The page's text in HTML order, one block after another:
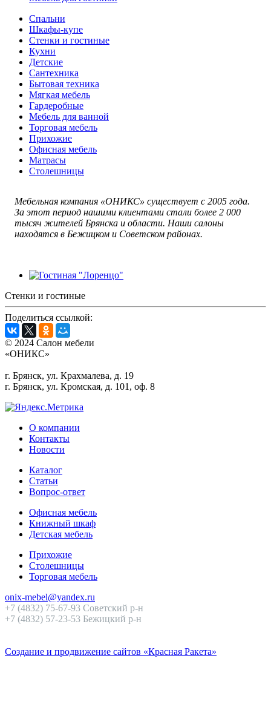
Спальни
Шкафы-купе
Стенки и гостиные
Кухни
Детские
Сантехника
Бытовая техника
Мягкая мебель
Гардеробные
Мебель для ванной
Торговая мебель
Прихожие
Офисная мебель
Матрасы
Столешницы
Мебельная компания «ОНИКС» существует с 2005 года.
За этот период нашими клиентами стали более 2 000
тысяч жителей Брянска и области. Наши салоны
находятся в Бежицком и Советском районах.
Стенки и гостиные
Поделиться ссылкой:
© 2024 Салон мебели
«ОНИКС»
г. Брянск, ул. Крахмалева, д. 19
г. Брянск, ул. Кромская, д. 101, оф. 8
О компании
Контакты
Новости
Каталог
Статьи
Вопрос-ответ
Офисная мебель
Книжный шкаф
Детская мебель
Прихожие
Столешницы
Торговая мебель
onix-mebel@yandex.ru
+7 (4832) 75-67-93 Советский р-н
+7 (4832) 57-23-53 Бежицкий р-н
Создание и продвижение сайтов «Красная Ракета»